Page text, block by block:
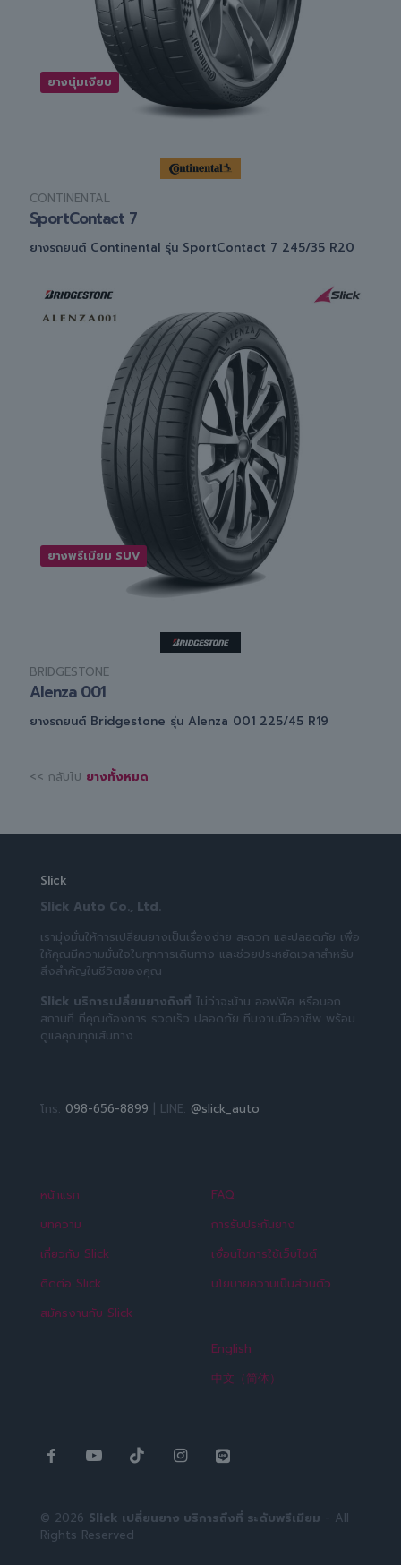
ยางนุ่มเงียบ
CONTINENTAL
SportContact 7
ยางรถยนต์ Continental รุ่น SportContact 7 245/35 R20
ยางพรีเมียม SUV
BRIDGESTONE
Alenza 001
ยางรถยนต์ Bridgestone รุ่น Alenza 001 225/45 R19
<< กลับไป ยางทั้งหมด
Slick
Slick Auto Co., Ltd.
เรามุ่งมั่นให้การเปลี่ยนยางเป็นเรื่องง่าย สะดวก และปลอดภัย เพื่อ
ให้คุณมีความมั่นใจในทุกการเดินทาง และช่วยประหยัดเวลาสำหรับ
สิ่งสำคัญในชีวิตของคุณ
Slick บริการเปลี่ยนยางถึงที่ ไม่ว่าจะบ้าน ออฟฟิศ หรือนอก
สถานที่ ที่คุณต้องการ รวดเร็ว ปลอดภัย ทีมงานมืออาชีพ พร้อม
ดูแลคุณทุกเส้นทาง
โทร: 098-656-8899 | LINE: @slick_auto
หน้าแรก
บทความ
เกี่ยวกับ Slick
ติดต่อ Slick
สมัครงานกับ Slick
FAQ
การรับประกันยาง
เงื่อนไขการใช้เว็บไซต์
นโยบายความเป็นส่วนตัว
English
中文（简体）
© 2026 Slick เปลี่ยนยาง บริการถึงที่ ระดับพรีเมียม - All
Rights Reserved